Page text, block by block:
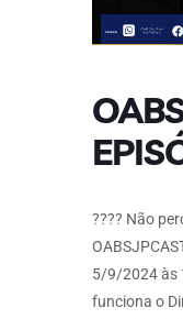
????️ Não
5/9/2024 às
funciona o